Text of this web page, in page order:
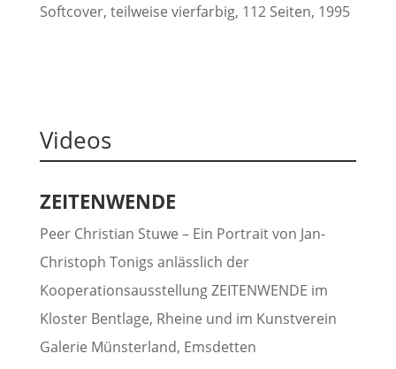
Softcover, teilweise vierfarbig, 112 Seiten, 1995
Videos
ZEITENWENDE
Peer Christian Stuwe – Ein Portrait von Jan-
Christoph Tonigs anlässlich der
Kooperationsausstellung ZEITENWENDE im
Kloster Bentlage, Rheine und im Kunstverein
Galerie Münsterland, Emsdetten